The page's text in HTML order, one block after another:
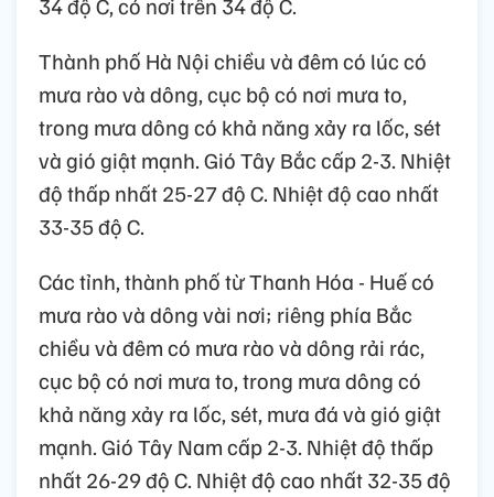
Thành phố Hà Nội chiều và đêm có lúc có
mưa rào và dông, cục bộ có nơi mưa to,
trong mưa dông có khả năng xảy ra lốc, sét
và gió giật mạnh. Gió Tây Bắc cấp 2-3. Nhiệt
độ thấp nhất 25-27 độ C. Nhiệt độ cao nhất
33-35 độ C.
Các tỉnh, thành phố từ Thanh Hóa - Huế có
mưa rào và dông vài nơi; riêng phía Bắc
chiều và đêm có mưa rào và dông rải rác,
cục bộ có nơi mưa to, trong mưa dông có
khả năng xảy ra lốc, sét, mưa đá và gió giật
mạnh. Gió Tây Nam cấp 2-3. Nhiệt độ thấp
nhất 26-29 độ C. Nhiệt độ cao nhất 32-35 độ